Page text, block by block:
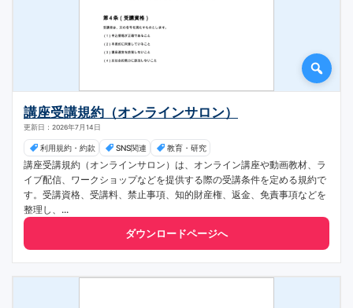
講座受講規約（オンラインサロン）
更新日：2026年7月14日
利用規約・約款 SNS関連 教育・研究
講座受講規約（オンラインサロン）は、オンライン講座や動画教材、ラ
イブ配信、ワークショップなどを提供する際の受講条件を定める規約で
す。受講資格、受講料、禁止事項、知的財産権、返金、免責事項などを
整理し、...
ダウンロードページへ